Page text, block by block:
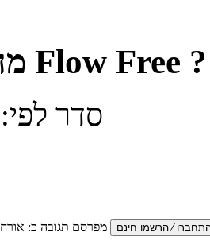
Flow Free ?
סדר לפי:
מפרסם תגובה כ: אורח